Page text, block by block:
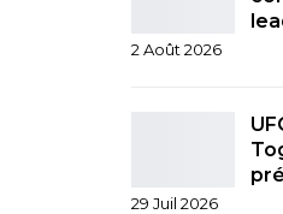
2 Août 2026
29 Juil 2026